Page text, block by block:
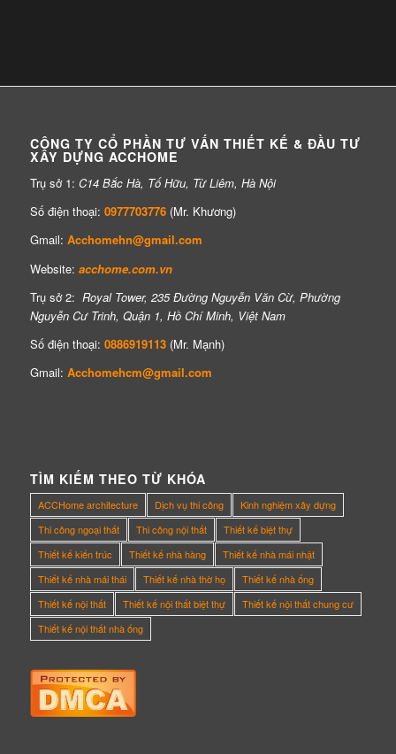
CÔNG TY CỔ PHẦN TƯ VẤN THIẾT KẾ & ĐẦU TƯ
XÂY DỰNG ACCHOME
Trụ sở 1: C14 Bắc Hà, Tố Hữu, Từ Liêm, Hà Nội
Số điện thoại: 0977703776(Mr. Khương)
Gmail: Acchomehn@gmail.com
Website: acchome.com.vn
Trụ sở 2: Royal Tower, 235 Đường Nguyễn Văn Cừ, Phường
Nguyễn Cư Trinh, Quận 1, Hồ Chí Minh, Việt Nam
Số điện thoại: 0886919113(Mr. Mạnh)
Gmail: Acchomehcm@gmail.com
TÌM KIẾM THEO TỪ KHÓA
ACCHome architecture Dịch vụ thi công
Kinh nghiệm xây dựng
Thi công ngoại thất
Thi công nội thất
Thiết kế biệt thự
Thiết kế kiến trúc
Thiết kế nhà hàng
Thiết kế nhà mái nhật
Thiết kế nhà mái thái
Thiết kế nhà thờ họ
Thiết kế nhà ống
Thiết kế nội thất
Thiết kế nội thất biệt thự
Thiết kế nội thất chung cư
Thiết kế nội thất nhà ống